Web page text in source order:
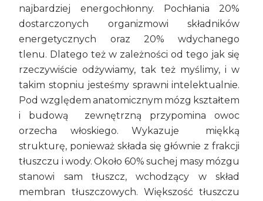
najbardziej energochłonny. Pochłania 20%
dostarczonych organizmowi składników
energetycznych oraz 20% wdychanego
tlenu. Dlatego też w zależności od tego jak się
rzeczywiście odżywiamy, tak też myślimy, i w
takim stopniu jesteśmy sprawni intelektualnie.
Pod względem anatomicznym mózg kształtem
i budową zewnętrzną przypomina owoc
orzecha włoskiego. Wykazuje miękką
strukturę, ponieważ składa się głównie z frakcji
tłuszczu i wody. Około 60% suchej masy mózgu
stanowi sam tłuszcz, wchodzący w skład
membran tłuszczowych. Większość tłuszczu